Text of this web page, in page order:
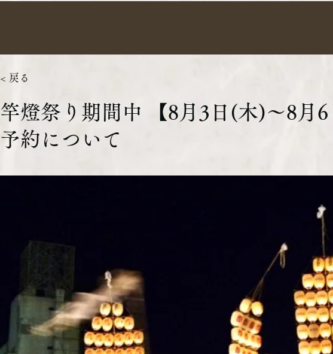
< 戻る
竿燈祭り期間中 【8月3日(木)～8月
予約について